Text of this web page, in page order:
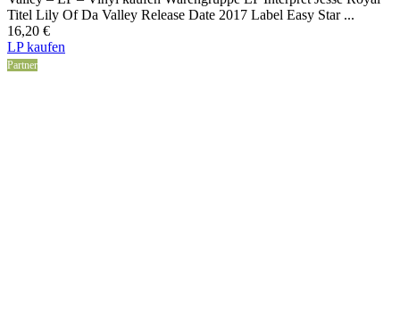
Titel Lily Of Da Valley Release Date 2017 Label Easy Star ...
16,20 €
LP kaufen
Partner